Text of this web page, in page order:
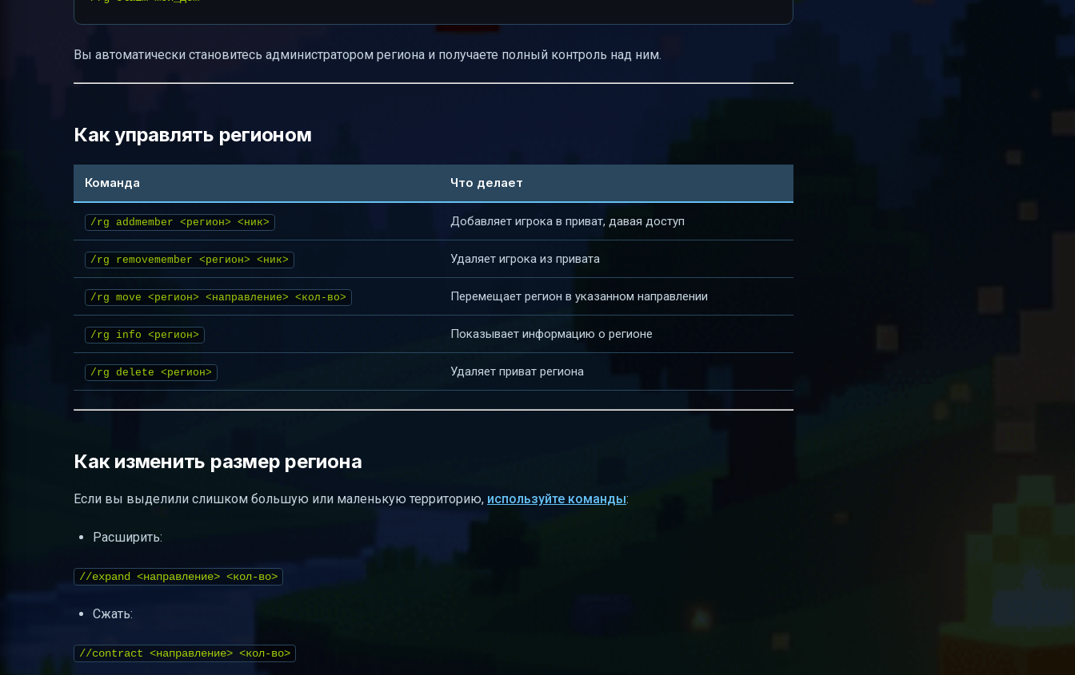
Вы автоматически становитесь администратором региона и получаете полный контроль над ним.
Как управлять регионом
Команда Что делает
/rg addmember <регион> <ник> Добавляет игрока в приват, давая доступ
/rg removemember <регион> <ник> Удаляет игрока из привата
/rg move <регион> <направление> <кол-во> Перемещает регион в указанном направлении
/rg info <регион> Показывает информацию о регионе
/rg delete <регион> Удаляет приват региона
Как изменить размер региона
Если вы выделили слишком большую или маленькую территорию, используйте команды:
Расширить:
//expand <направление> <кол-во>
Сжать:
//contract <направление> <кол-во>